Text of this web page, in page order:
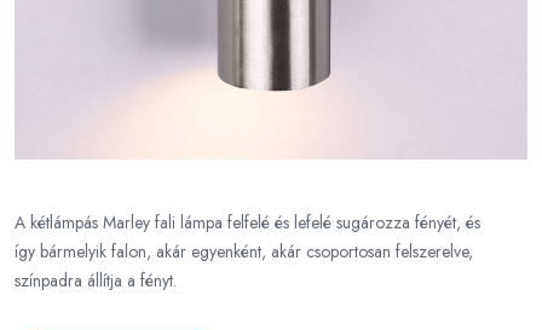
A kétlámpás Marley fali lámpa felfelé és lefelé sugározza fényét, és
így bármelyik falon, akár egyenként, akár csoportosan felszerelve,
színpadra állítja a fényt.